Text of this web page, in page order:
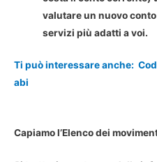
valutare un nuovo
servizi più adatti a voi.
Ti può interessare anche:
abi
Capiamo l’Elenco dei